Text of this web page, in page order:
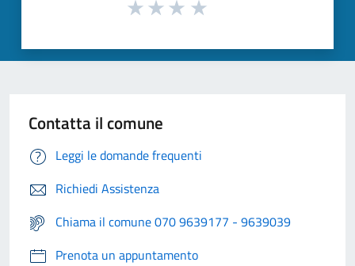
Contatta il comune
Leggi le domande frequenti
Richiedi Assistenza
Chiama il comune 070 9639177 - 9639039
Prenota un appuntamento